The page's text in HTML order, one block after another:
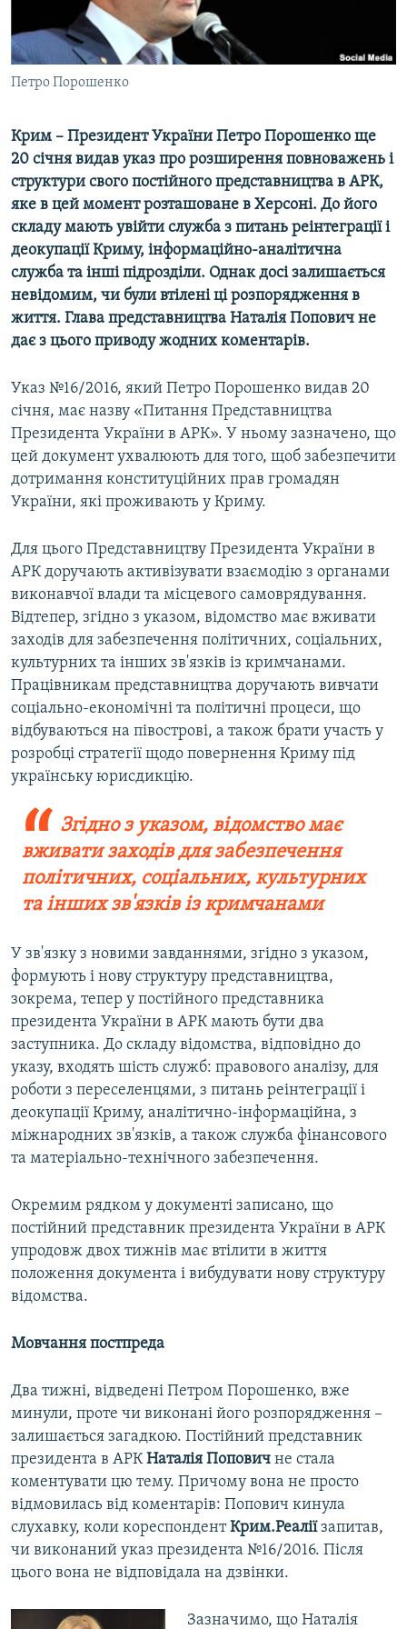
ВІДЕОУРОКИ «ELIFBE»
СВІДЧЕННЯ ОКУПАЦІЇ
УКРАЇНСЬКА ПРОБЛЕМА КРИМУ
Русский
Qırımtatar
Усі сайти RFE/RL
Петро Порошенко
Крим – Президент України Петро Порошенко ще
20 січня видав указ про розширення повноважень і
структури свого постійного представництва в АРК,
яке в цей момент розташоване в Херсоні. До його
складу мають увійти служба з питань реінтеграції і
деокупації Криму, інформаційно-аналітична
служба та інші підрозділи. Однак досі залишається
невідомим, чи були втілені ці розпорядження в
життя. Глава представництва Наталія Попович не
дає з цього приводу жодних коментарів.
Указ №16/2016, який Петро Порошенко видав 20
січня, має назву «Питання Представництва
Президента України в АРК». У ньому зазначено, що
цей документ ухвалюють для того, щоб забезпечити
дотримання конституційних прав громадян
України, які проживають у Криму.
Для цього Представництву Президента України в
АРК доручають активізувати взаємодію з органами
виконавчої влади та місцевого самоврядування.
Відтепер, згідно з указом, відомство має вживати
заходів для забезпечення політичних, соціальних,
культурних та інших зв'язків із кримчанами.
Працівникам представництва доручають вивчати
соціально-економічні та політичні процеси, що
відбуваються на півострові, а також брати участь у
розробці стратегії щодо повернення Криму під
українську юрисдикцію.
Згідно з указом, відомство має
вживати заходів для забезпечення
політичних, соціальних, культурних
та інших зв'язків із кримчанами
У зв'язку з новими завданнями, згідно з указом,
формують і нову структуру представництва,
зокрема, тепер у постійного представника
президента України в АРК мають бути два
заступника. До складу відомства, відповідно до
указу, входять шість служб: правового аналізу, для
роботи з переселенцями, з питань реінтеграції і
деокупації Криму, аналітично-інформаційна, з
міжнародних зв'язків, а також служба фінансового
та матеріально-технічного забезпечення.
Окремим рядком у документі записано, що
постійний представник президента України в АРК
упродовж двох тижнів має втілити в життя
положення документа і вибудувати нову структуру
відомства.
Мовчання постпреда
Два тижні, відведені Петром Порошенко, вже
минули, проте чи виконані його розпорядження –
залишається загадкою. Постійний представник
президента в АРКНаталія Попович не стала
коментувати цю тему. Причому вона не просто
відмовилась від коментарів: Попович кинула
слухавку, коли кореспондентКрим.Реаліїзапитав,
чи виконаний указ президента №16/2016. Після
цього вона не відповідала на дзвінки.
Зазначимо, що Наталія